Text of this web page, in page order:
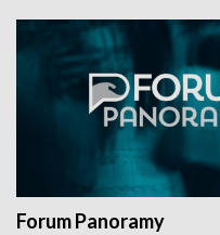
Forum Panoramy